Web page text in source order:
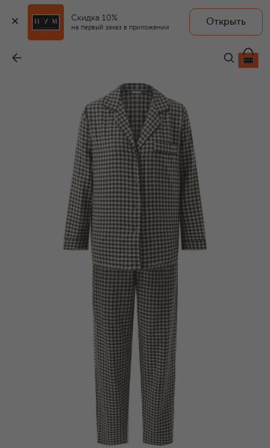
Скидка 10%
на первый заказ в приложении
Открыть
41 250 ₽